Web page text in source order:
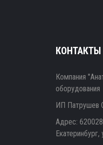
КОНТАКТЫ
Компания
оборудования
ИП Патрушев
Адрес: